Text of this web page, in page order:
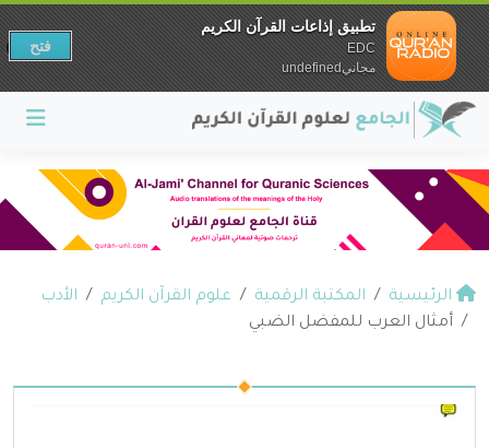
الرئيسية المكتبة الرقمية علوم القرآن الكريم
الأدب
أمثال العرب للمفضل الضبي
تطبيق إذاعات القرآن الكريم
EDC
مجانيundefined
فتح